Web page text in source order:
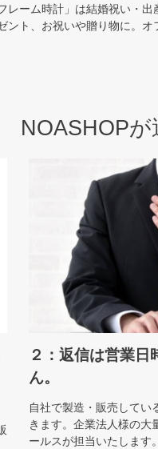
レーム時計」は結婚祝い・
ト、お祝いや贈り物に。
NOASHOP
２：返信は営業日
ん。
自社で製造・販売してい
きます。企業法人様の大
ールスが担当いたします